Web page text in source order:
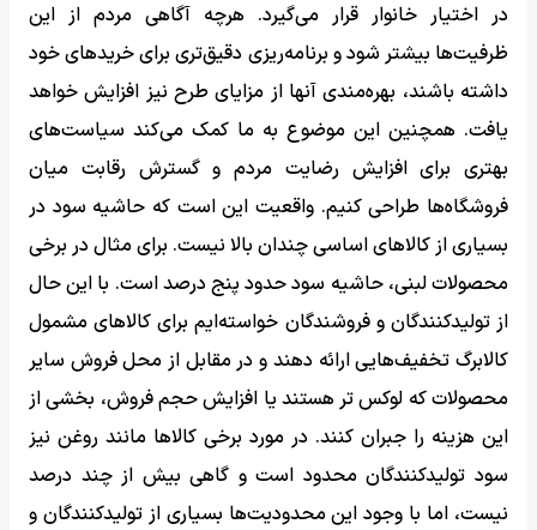
در اختیار خانوار قرار می‌گیرد. هرچه آگاهی مردم از این
ظرفیت‌ها بیشتر شود و برنامه‌ریزی دقیق‌تری برای خریدهای خود
داشته باشند، بهره‌مندی آنها از مزایای طرح نیز افزایش خواهد
یافت. همچنین این موضوع به ما کمک می‌کند سیاست‌های
بهتری برای افزایش رضایت مردم و گسترش رقابت میان
فروشگاه‌ها طراحی کنیم. واقعیت این است که حاشیه سود در
بسیاری از کالاهای اساسی چندان بالا نیست. برای مثال در برخی
محصولات لبنی، حاشیه سود حدود پنج درصد است. با این حال
از تولیدکنندگان و فروشندگان خواسته‌ایم برای کالاهای مشمول
کالابرگ تخفیف‌هایی ارائه دهند و در مقابل از محل فروش سایر
محصولات که لوکس تر هستند یا افزایش حجم فروش، بخشی از
این هزینه را جبران کنند. در مورد برخی کالاها مانند روغن نیز
سود تولیدکنندگان محدود است و گاهی بیش از چند درصد
نیست، اما با وجود این محدودیت‌ها بسیاری از تولیدکنندگان و